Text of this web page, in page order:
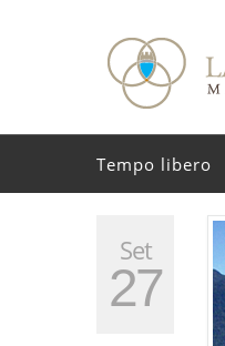
Tempo libero
Set
27